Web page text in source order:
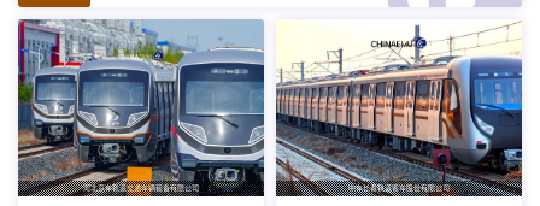
河北京车轨道交通车辆装备有限公司 中车长春轨道客车股份有限公司